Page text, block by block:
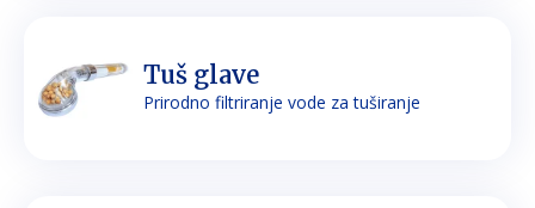
Tuš glave
Prirodno filtriranje vode za tuširanje